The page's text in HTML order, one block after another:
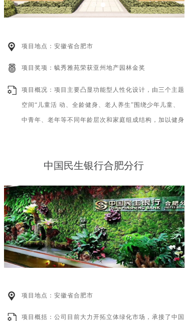
项目地点：安徽省合肥市
项目奖项：毓秀雅苑荣获亚州地产园林金奖
项目概况：项目主要凸显功能型人性化设计，由三个主题
空间“儿童活 动、全龄健身、老人养生”围绕少年儿童、
中青年、老年等不同年龄层次和家庭组成结构，加以健身
中国民生银行合肥分行
项目地点：安徽省合肥市
项目概括：公司目前大力开拓立体绿化市场，承接了中国